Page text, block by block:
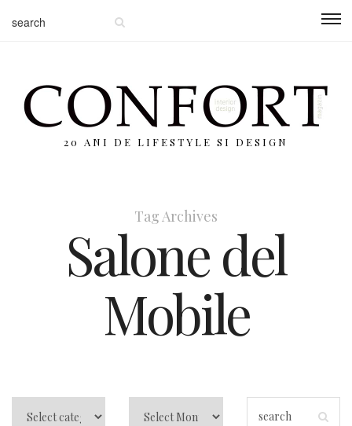
20 ANI DE LIFESTYLE SI DESIGN
Tag Archives
Salone del
Mobile